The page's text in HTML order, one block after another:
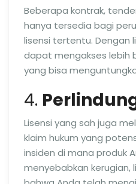
Beberapa kontrak,
hanya tersedia bagi
lisensi tertentu. Dengan
dapat mengakses lebih
yang bisa
4.
Lisensi yang sah juga
klaim hukum yang
insiden di mana produk
menyebabkan kerugian,